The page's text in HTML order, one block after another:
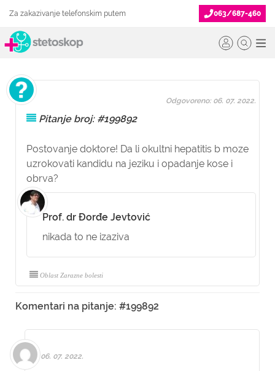
Za zakazivanje telefonskim putem 063/687-460
Pitanje broj: #199892
Postovanje doktore! Da li okultni hepatitis b moze
uzrokovati kandidu na jeziku i opadanje kose i
obrva?
Odgovoreno: 06. 07. 2022.
Prof. dr Đorđe Jevtović
nikada to ne izaziva
Oblast Zarazne bolesti
Komentari na pitanje: #199892
06. 07. 2022.